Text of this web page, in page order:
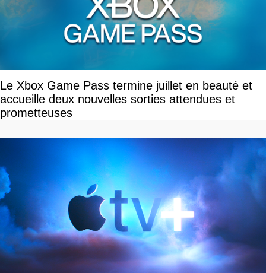
Le Xbox Game Pass termine juillet en beauté et
accueille deux nouvelles sorties attendues et
prometteuses